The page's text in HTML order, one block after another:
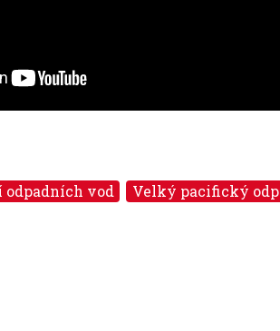
odpadních vod Velký pacifický